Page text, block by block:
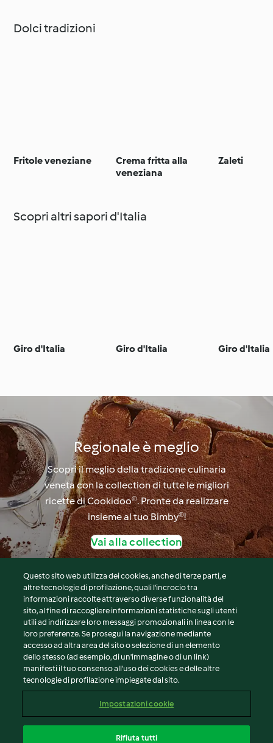
Dolci tradizioni
Fritole veneziane
Crema fritta alla
veneziana
Zaleti
Scopri altri sapori d'Italia
Giro d'Italia Giro d'Italia Giro d'Italia
Regionale è meglio
Scopri il meglio della tradizione culinaria
veneta con la collection di tutte le migliori
ricette di Cookidoo®. Pronte da realizzare
insieme al tuo Bimby®!
Vai alla collection
© Copyright 2026
Termini del servizio
Informativa sulla privacy
Avvertenze generali
Note legali
Contenuto del rapporto
Questo sito web utilizza dei cookies, anche di terze parti, e
altre tecnologie di profilazione, quali l’incrocio tra
informazioni raccolte attraverso diverse funzionalità del
sito, al fine di raccogliere informazioni statistiche sugli utenti
utili ad indirizzare loro messaggi promozionali in linea con le
loro preferenze. Se prosegui la navigazione mediante
accesso ad altra area del sito o selezione di un elemento
dello stesso (ad esempio, di un'immagine o di un link)
manifesti il tuo consenso all'uso dei cookies e delle altre
tecnologie di profilazione impiegate dal sito.
Impostazioni cookie
Rifiuta tutti